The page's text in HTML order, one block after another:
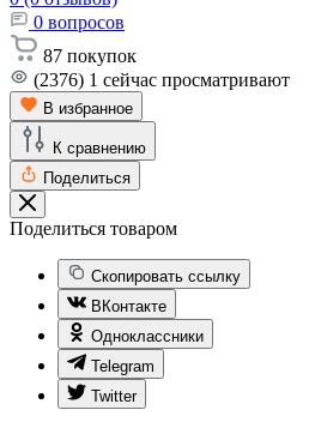
0 вопросов
87 покупок
(2376) 1 сейчас просматривают
В избранное
К сравнению
Поделиться
Поделиться товаром
Скопировать ссылку
ВКонтакте
Одноклассники
Telegram
Twitter